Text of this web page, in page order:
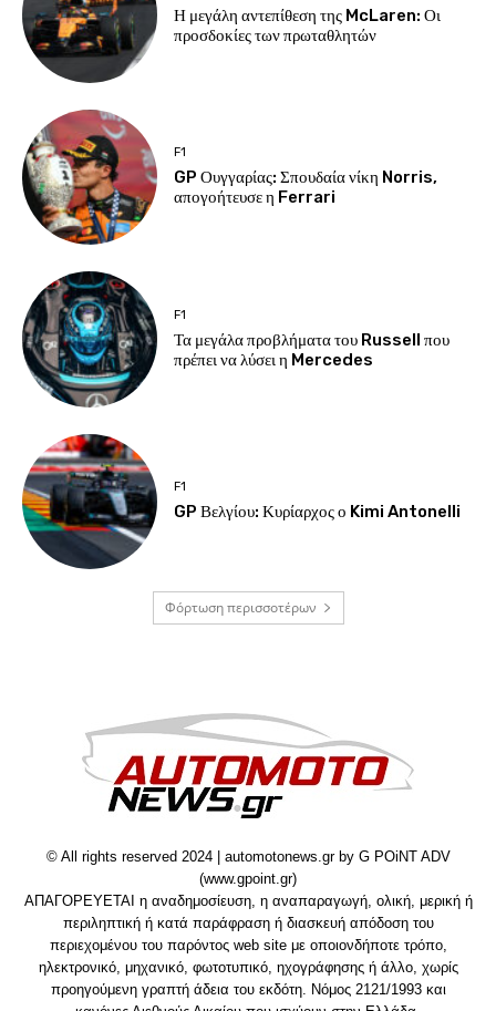
Η μεγάλη αντεπίθεση της McLaren: Οι
προσδοκίες των πρωταθλητών
F1
GP Ουγγαρίας: Σπουδαία νίκη Norris,
απογοήτευσε η Ferrari
F1
Τα μεγάλα προβλήματα του Russell που
πρέπει να λύσει η Mercedes
F1
GP Βελγίου: Κυρίαρχος ο Kimi Antonelli
Φόρτωση περισσοτέρων
© All rights reserved 2024 | automotonews.gr by G POiNT ADV
(www.gpoint.gr)
ΑΠΑΓΟΡΕΥΕΤΑΙ η αναδημοσίευση, η αναπαραγωγή, ολική, μερική ή
περιληπτική ή κατά παράφραση ή διασκευή απόδοση του
περιεχομένου του παρόντος web site με οποιονδήποτε τρόπο,
ηλεκτρονικό, μηχανικό, φωτοτυπικό, ηχογράφησης ή άλλο, χωρίς
προηγούμενη γραπτή άδεια του εκδότη. Νόμος 2121/1993 και